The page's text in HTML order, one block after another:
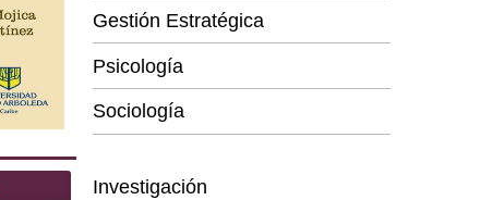
Gestión Estratégica
Psicología
Sociología
Investigación